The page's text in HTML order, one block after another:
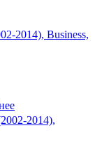
2014), Business,